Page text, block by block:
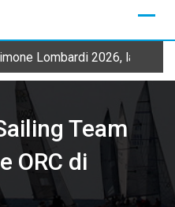
Lombardi 2026, la
Team
ORC di